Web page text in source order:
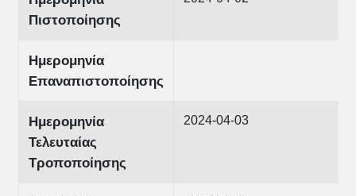
Πιστοποίησης
Ημερομηνία
Επαναπιστοποίησης
Ημερομηνία
Τελευταίας
Τροποποίησης
2024-04-03